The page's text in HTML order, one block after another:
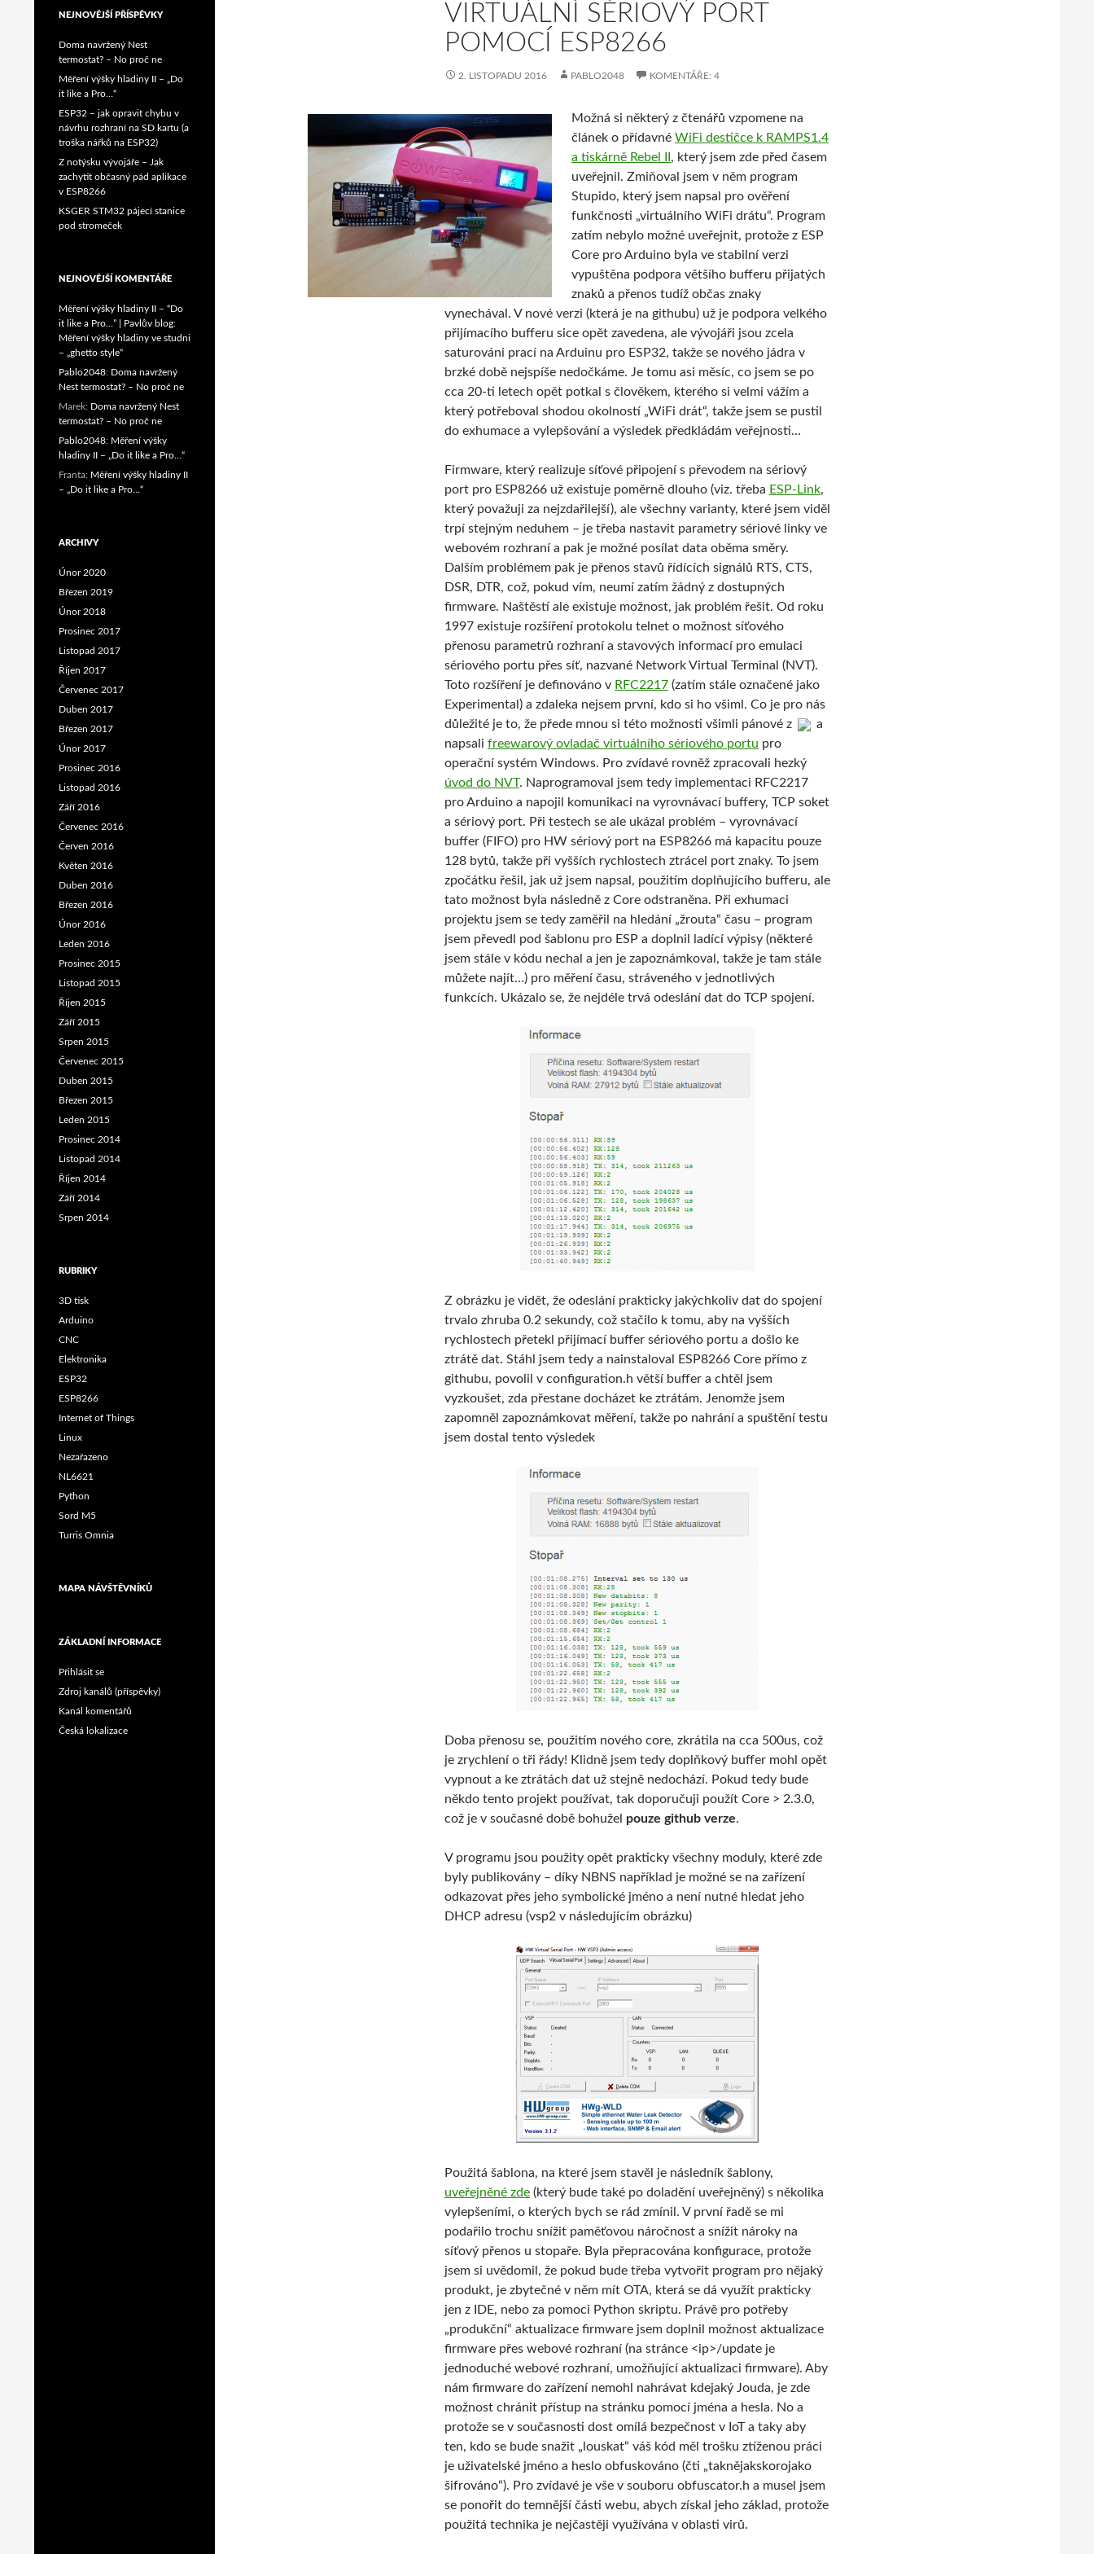
VIRTUÁLNÍ SÉRIOVÝ PORT
POMOCÍ ESP8266
2. LISTOPADU 2016 PABLO2048 KOMENTÁŘE: 4
Možná si některý z čtenářů vzpomene na
článek o přídavné WiFi destičce k RAMPS1.4
a tiskárně Rebel II , který jsem zde před časem
uveřejnil. Zmiňoval jsem v něm program
Stupido, který jsem napsal pro ověření
funkčnosti „virtuálního WiFi drátu“. Program
zatím nebylo možné uveřejnit, protože z ESP
Core pro Arduino byla ve stabilní verzi
vypuštěna podpora většího bufferu přijatých
znaků a přenos tudíž občas znaky
vynechával. V nové verzi (která je na githubu) už je podpora velkého
přijímacího bufferu sice opět zavedena, ale vývojáři jsou zcela
saturováni prací na Arduinu pro ESP32, takže se nového jádra v
brzké době nejspíše nedočkáme. Je tomu asi měsíc, co jsem se po
cca 20-ti letech opět potkal s člověkem, kterého si velmi vážím a
který potřeboval shodou okolností „WiFi drát“, takže jsem se pustil
do exhumace a vylepšování a výsledek předkládám veřejnosti…
Firmware, který realizuje síťové připojení s převodem na sériový
port pro ESP8266 už existuje poměrně dlouho (viz. třeba ESP-Link,
který považuji za nejzdařilejší), ale všechny varianty, které jsem viděl
trpí stejným neduhem – je třeba nastavit parametry sériové linky ve
webovém rozhraní a pak je možné posílat data oběma směry.
Dalším problémem pak je přenos stavů řídících signálů RTS, CTS,
DSR, DTR, což, pokud vím, neumí zatím žádný z dostupných
firmware. Naštěstí ale existuje možnost, jak problém řešit. Od roku
1997 existuje rozšíření protokolu telnet o možnost síťového
přenosu parametrů rozhraní a stavových informací pro emulaci
sériového portu přes síť, nazvané Network Virtual Terminal (NVT).
Toto rozšíření je definováno v RFC2217 (zatím stále označené jako
Experimental) a zdaleka nejsem první, kdo si ho všiml. Co je pro nás
důležité je to, že přede mnou si této možnosti všimli pánové z
a
napsali freewarový ovladač virtuálního sériového portu pro
operační systém Windows. Pro zvídavé rovněž zpracovali hezký
úvod do NVT. Naprogramoval jsem tedy implementaci RFC2217
pro Arduino a napojil komunikaci na vyrovnávací buffery, TCP soket
a sériový port. Při testech se ale ukázal problém – vyrovnávací
buffer (FIFO) pro HW sériový port na ESP8266 má kapacitu pouze
128 bytů, takže při vyšších rychlostech ztrácel port znaky. To jsem
zpočátku řešil, jak už jsem napsal, použitím doplňujícího bufferu, ale
tato možnost byla následně z Core odstraněna. Při exhumaci
projektu jsem se tedy zaměřil na hledání „žrouta“ času – program
jsem převedl pod šablonu pro ESP a doplnil ladící výpisy (některé
jsem stále v kódu nechal a jen je zapoznámkoval, takže je tam stále
můžete najít…) pro měření času, stráveného v jednotlivých
funkcích. Ukázalo se, že nejdéle trvá odeslání dat do TCP spojení.
Z obrázku je vidět, že odeslání prakticky jakýchkoliv dat do spojení
trvalo zhruba 0.2 sekundy, což stačilo k tomu, aby na vyšších
rychlostech přetekl přijímací buffer sériového portu a došlo ke
ztrátě dat. Stáhl jsem tedy a nainstaloval ESP8266 Core přímo z
githubu, povolil v configuration.h větší buffer a chtěl jsem
vyzkoušet, zda přestane docházet ke ztrátám. Jenomže jsem
zapomněl zapoznámkovat měření, takže po nahrání a spuštění testu
jsem dostal tento výsledek
Doba přenosu se, použitím nového core, zkrátila na cca 500us, což
je zrychlení o tři řády! Klidně jsem tedy doplňkový buffer mohl opět
vypnout a ke ztrátách dat už stejně nedochází. Pokud tedy bude
někdo tento projekt používat, tak doporučuji použít Core > 2.3.0,
což je v současné době bohužel pouze github verze.
V programu jsou použity opět prakticky všechny moduly, které zde
byly publikovány – díky NBNS například je možné se na zařízení
odkazovat přes jeho symbolické jméno a není nutné hledat jeho
DHCP adresu (vsp2 v následujícím obrázku)
Použitá šablona, na které jsem stavěl je následník šablony,
uveřejněné zde (který bude také po doladění uveřejněný) s několika
vylepšeními, o kterých bych se rád zmínil. V první řadě se mi
podařilo trochu snížit paměťovou náročnost a snížit nároky na
síťový přenos u stopaře. Byla přepracována konfigurace, protože
jsem si uvědomil, že pokud bude třeba vytvořit program pro nějaký
produkt, je zbytečné v něm mít OTA, která se dá využít prakticky
jen z IDE, nebo za pomoci Python skriptu. Právě pro potřeby
„produkční“ aktualizace firmware jsem doplnil možnost aktualizace
firmware přes webové rozhraní (na stránce <ip>/update je
jednoduché webové rozhraní, umožňující aktualizaci firmware). Aby
nám firmware do zařízení nemohl nahrávat kdejaký Jouda, je zde
možnost chránit přístup na stránku pomocí jména a hesla. No a
protože se v současnosti dost omílá bezpečnost v IoT a taky aby
ten, kdo se bude snažit „louskat“ váš kód měl trošku ztíženou práci
je uživatelské jméno a heslo obfuskováno (čti „taknějakskorojako
šifrováno“). Pro zvídavé je vše v souboru obfuscator.h a musel jsem
se ponořit do temnější části webu, abych získal jeho základ, protože
použitá technika je nejčastěji využívána v oblasti virů.
NEJNOVĚJŠÍ PŘÍSPĚVKY
Doma navržený Nest
termostat? – No proč ne
Měření výšky hladiny II – „Do
it like a Pro…“
ESP32 – jak opravit chybu v
návrhu rozhraní na SD kartu (a
troška nářků na ESP32)
Z notýsku vývojáře – Jak
zachytit občasný pád aplikace
v ESP8266
KSGER STM32 pájecí stanice
pod stromeček
NEJNOVĚJŠÍ KOMENTÁŘE
Měření výšky hladiny II – “Do
it like a Pro…” | Pavlův blog:
Měření výšky hladiny ve studni
– „ghetto style“
Pablo2048: Doma navržený
Nest termostat? – No proč ne
Marek: Doma navržený Nest
termostat? – No proč ne
Pablo2048: Měření výšky
hladiny II – „Do it like a Pro…“
Franta: Měření výšky hladiny II
– „Do it like a Pro…“
ARCHIVY
Únor 2020
Březen 2019
Únor 2018
Prosinec 2017
Listopad 2017
Říjen 2017
Červenec 2017
Duben 2017
Březen 2017
Únor 2017
Prosinec 2016
Listopad 2016
Září 2016
Červenec 2016
Červen 2016
Květen 2016
Duben 2016
Březen 2016
Únor 2016
Leden 2016
Prosinec 2015
Listopad 2015
Říjen 2015
Září 2015
Srpen 2015
Červenec 2015
Duben 2015
Březen 2015
Leden 2015
Prosinec 2014
Listopad 2014
Říjen 2014
Září 2014
Srpen 2014
RUBRIKY
3D tisk
Arduino
CNC
Elektronika
ESP32
ESP8266
Internet of Things
Linux
Nezařazeno
NL6621
Python
Sord M5
Turris Omnia
MAPA NÁVŠTĚVNÍKŮ
ZÁKLADNÍ INFORMACE
Přihlásit se
Zdroj kanálů (příspěvky)
Kanál komentářů
Česká lokalizace